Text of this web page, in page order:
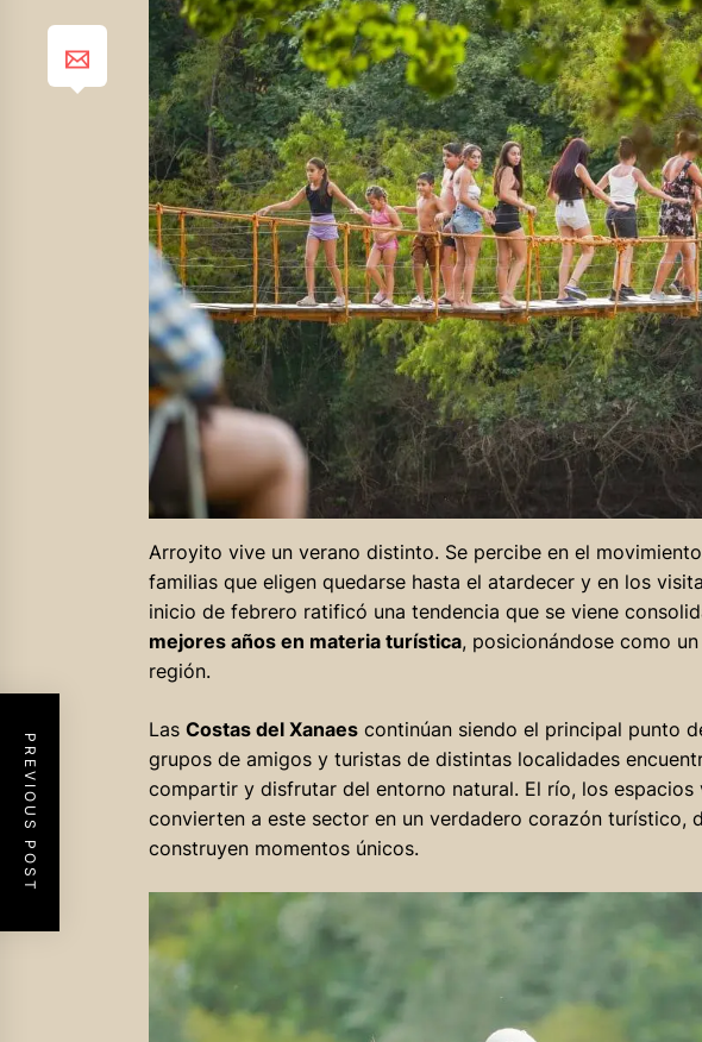
Arroyito vive un verano distinto. Se percibe en el
familias que eligen quedarse hasta el atardecer y en los
inicio de febrero ratificó una tendencia que se viene
mejores años en materia turística, posicionándose como
región.
Las Costas del Xanaescontinúan siendo el principal punto
grupos de amigos y turistas de distintas localidades
compartir y disfrutar del entorno natural. El río, los
convierten a este sector en un verdadero corazón turístico,
construyen momentos únicos.
PREVIOUS POST